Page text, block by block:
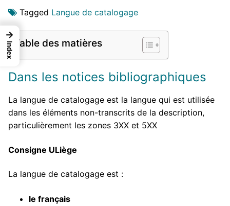
Tagged Langue de catalogage
Table des matières
Dans les notices bibliographiques
La langue de catalogage est la langue qui est utilisée
dans les éléments non-transcrits de la description,
particulièrement les zones 3XX et 5XX
Consigne ULiège
La langue de catalogage est :
le français
→
Index